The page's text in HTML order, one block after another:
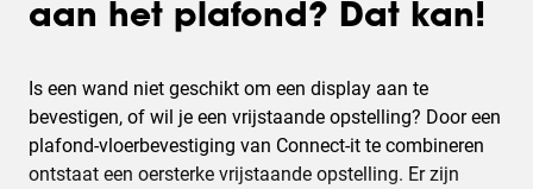
aan het plafond? Dat kan!
Is een wand niet geschikt om een display aan te
bevestigen, of wil je een vrijstaande opstelling? Door een
plafond-vloerbevestiging van Connect-it te combineren
ontstaat een oersterke vrijstaande opstelling. Er zijn